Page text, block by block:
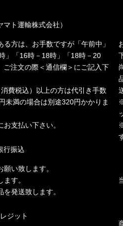
ト運輸株式会社）
方は、お手数ですが「午前中」
」「16時－18時」「18時－20
注文の際＜通信欄＞にご記入下
費税込）以上の方は代引き手数
未満の場合は別途320円かかりま
支払い下さい。
行振込
い致します。
す。
発送致します。
ジット